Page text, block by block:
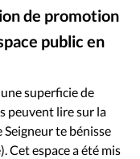
religieuse
Religions
de promotion
public en
superficie de
peuvent lire sur la
Seigneur te bénisse
Cet espace a été mis